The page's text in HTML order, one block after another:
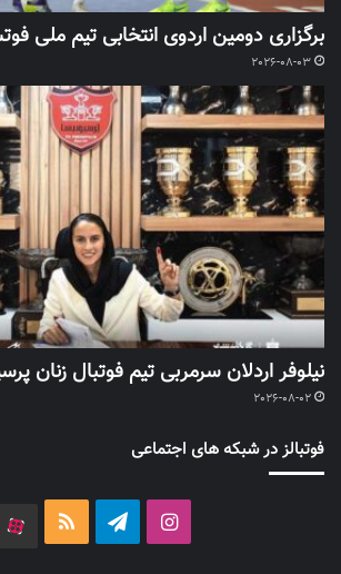
برگزاری دومین اردوی انتخابی تیم ملی
2026-08-03
نیلوفر اردلان سرمربی تیم فوتبال زنان
2026-08-02
فوتبالز در شبکه های اجتماعی
اینستاگرامتلگرام خوراک